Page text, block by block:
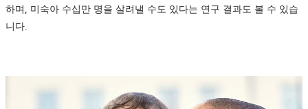
하며, 미숙아 수십만 명을 살려낼 수도 있다는 연구 결과도 볼 수 있습
니다.